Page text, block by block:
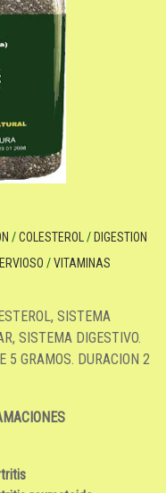
/COLESTEROL / DIGESTION
/VITAMINAS
SISTEMA
SISTEMA DIGESTIVO.
5 GRAMOS. DURACION 2